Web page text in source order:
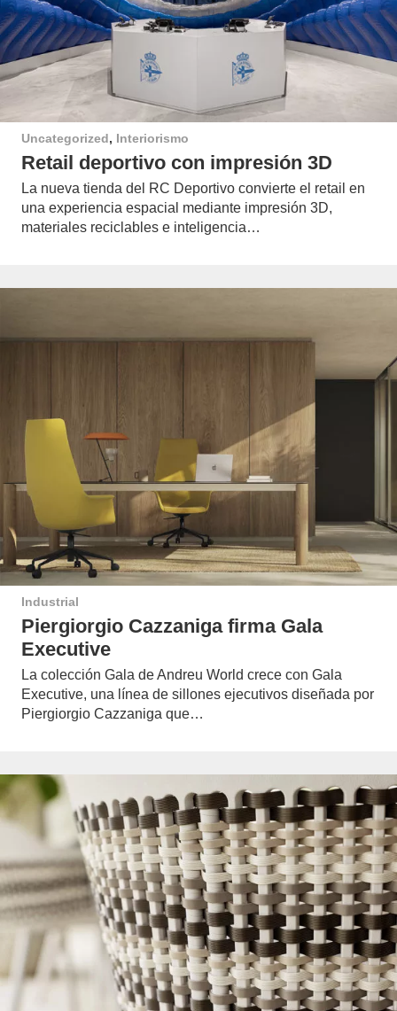
Uncategorized, Interiorismo
Retail deportivo con impresión 3D
La nueva tienda del RC Deportivo convierte el retail en
una experiencia espacial mediante impresión 3D,
materiales reciclables e inteligencia…
Industrial
Piergiorgio Cazzaniga firma Gala
Executive
La colección Gala de Andreu World crece con Gala
Executive, una línea de sillones ejecutivos diseñada por
Piergiorgio Cazzaniga que…